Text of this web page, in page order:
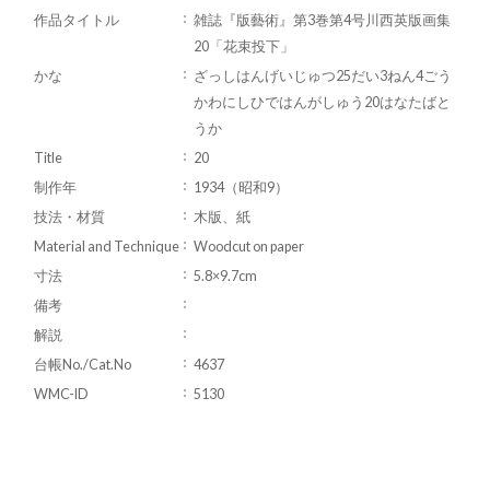
作品タイトル
雑誌『版藝術』第3巻第4号川西英版画集
20「花束投下」
かな
ざっしはんげいじゅつ25だい3ねん4ごう
かわにしひではんがしゅう20はなたばと
うか
Title
20
制作年
1934（昭和9）
技法・材質
木版、紙
Material and Technique
Woodcut on paper
寸法
5.8×9.7cm
備考
解説
台帳No./Cat.No
4637
WMC-ID
5130